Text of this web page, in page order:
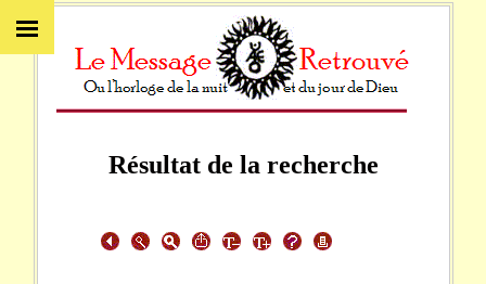
Résultat de la recherche